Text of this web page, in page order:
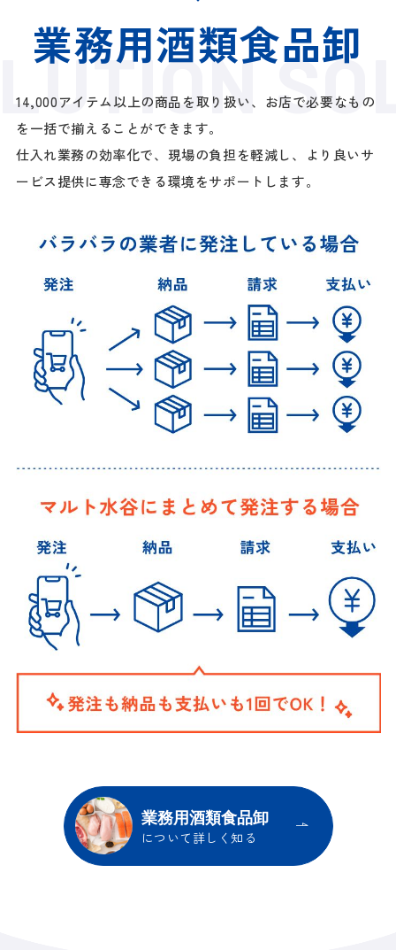
業務用酒類食品卸
14,000アイテム以上の商品を取り扱い、お店で必要なもの
を一括で揃えることができます。
仕入れ業務の効率化で、現場の負担を軽減し、より良いサ
ービス提供に専念できる環境をサポートします。
業務用酒類食品卸
について詳しく知る